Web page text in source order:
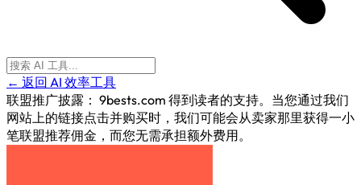
← 返回 AI 效率工具
联盟推广披露： 9bests.com 得到读者的支持。当您通过我们
网站上的链接点击并购买时，我们可能会从卖家那里获得一小
笔联盟推荐佣金，而您无需承担额外费用。